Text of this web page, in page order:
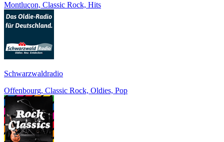
Montluçon, Classic Rock, Hits
Schwarzwaldradio
Offenbourg, Classic Rock, Oldies, Pop